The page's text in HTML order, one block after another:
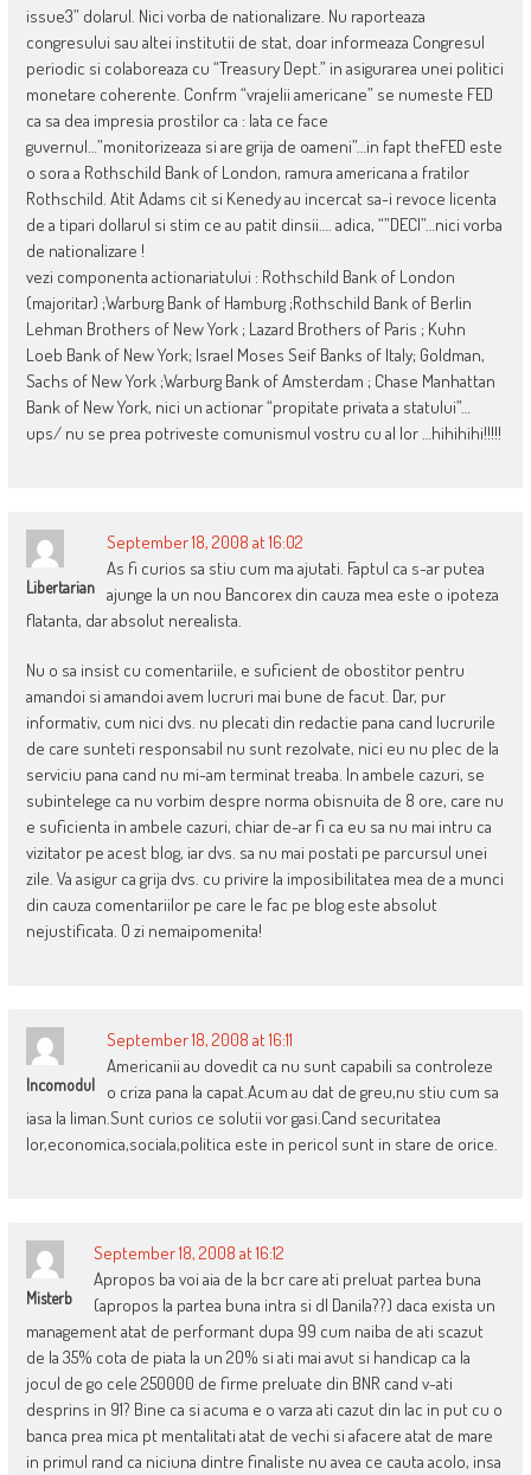
issue3” dolarul. Nici vorba de nationalizare. Nu raporteaza
congresului sau altei institutii de stat, doar informeaza Congresul
periodic si colaboreaza cu “Treasury Dept.” in asigurarea unei politici
monetare coherente. Confrm “vrajelii americane” se numeste FED
ca sa dea impresia prostilor ca : Iata ce face
guvernul…”monitorizeaza si are grija de oameni”…in fapt theFED este
o sora a Rothschild Bank of London, ramura americana a fratilor
Rothschild. Atit Adams cit si Kenedy au incercat sa-i revoce licenta
de a tipari dollarul si stim ce au patit dinsii…. adica, “”DECI”…nici vorba
de nationalizare !
vezi componenta actionariatului : Rothschild Bank of London
(majoritar) ;Warburg Bank of Hamburg ;Rothschild Bank of Berlin
Lehman Brothers of New York ; Lazard Brothers of Paris ; Kuhn
Loeb Bank of New York; Israel Moses Seif Banks of Italy; Goldman,
Sachs of New York ;Warburg Bank of Amsterdam ; Chase Manhattan
Bank of New York, nici un actionar “propitate privata a statului”…
ups/ nu se prea potriveste comunismul vostru cu al lor …hihihihi!!!!!
Libertarian
September 18, 2008 at 16:02
As fi curios sa stiu cum ma ajutati. Faptul ca s-ar putea
ajunge la un nou Bancorex din cauza mea este o ipoteza
flatanta, dar absolut nerealista.
Nu o sa insist cu comentariile, e suficient de obostitor pentru
amandoi si amandoi avem lucruri mai bune de facut. Dar, pur
informativ, cum nici dvs. nu plecati din redactie pana cand lucrurile
de care sunteti responsabil nu sunt rezolvate, nici eu nu plec de la
serviciu pana cand nu mi-am terminat treaba. In ambele cazuri, se
subintelege ca nu vorbim despre norma obisnuita de 8 ore, care nu
e suficienta in ambele cazuri, chiar de-ar fi ca eu sa nu mai intru ca
vizitator pe acest blog, iar dvs. sa nu mai postati pe parcursul unei
zile. Va asigur ca grija dvs. cu privire la imposibilitatea mea de a munci
din cauza comentariilor pe care le fac pe blog este absolut
nejustificata. O zi nemaipomenita!
Incomodul
September 18, 2008 at 16:11
Americanii au dovedit ca nu sunt capabili sa controleze
o criza pana la capat.Acum au dat de greu,nu stiu cum sa
iasa la liman.Sunt curios ce solutii vor gasi.Cand securitatea
lor,economica,sociala,politica este in pericol sunt in stare de orice.
Misterb
September 18, 2008 at 16:12
Apropos ba voi aia de la bcr care ati preluat partea buna
(apropos la partea buna intra si dl Danila??) daca exista un
management atat de performant dupa 99 cum naiba de ati scazut
de la 35% cota de piata la un 20% si ati mai avut si handicap ca la
jocul de go cele 250000 de firme preluate din BNR cand v-ati
desprins in 91? Bine ca si acuma e o varza ati cazut din lac in put cu o
banca prea mica pt mentalitati atat de vechi si afacere atat de mare
in primul rand ca niciuna dintre finaliste nu avea ce cauta acolo, insa